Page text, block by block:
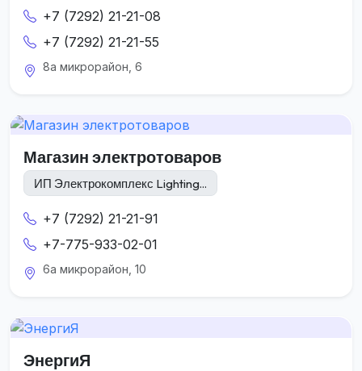
+7 (7292) 21-21-08
+7 (7292) 21-21-55
8а микрорайон, 6
Магазин электротоваров
ИП Электрокомплекс Lighting...
+7 (7292) 21-21-91
+7-775-933-02-01
6а микрорайон, 10
ЭнергиЯ